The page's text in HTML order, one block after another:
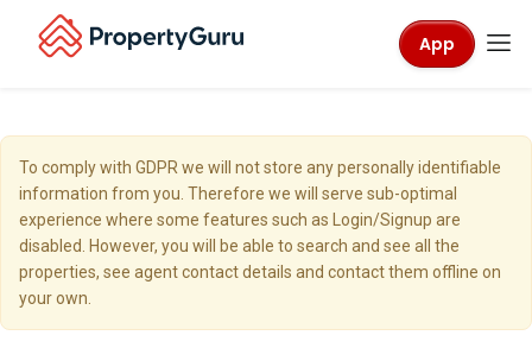
App
To comply with GDPR we will not store any personally identifiable
information from you. Therefore we will serve sub-optimal
experience where some features such as Login/Signup are
disabled. However, you will be able to search and see all the
properties, see agent contact details and contact them offline on
your own.